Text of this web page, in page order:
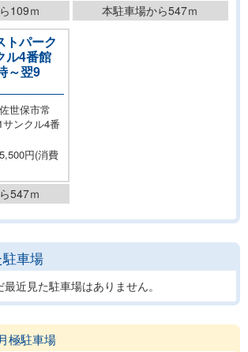
109ｍ 本駐車場から547ｍ
トパーク
ル4番館
～翌9
世保市常
サンクル4番
円(消費
547ｍ
車場
最近見た駐車場はありません。
極駐車場